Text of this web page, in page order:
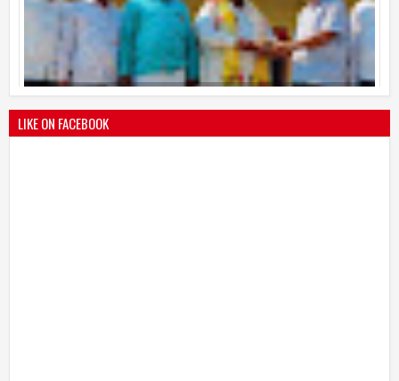
श्री मल्लिकार्जुन प्रशालेकडून उमाकांत गाढवे यांचा सत्कार
25 2021 undefined